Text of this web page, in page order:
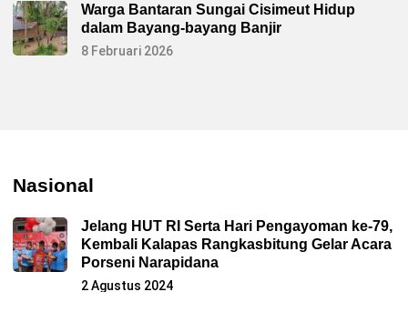
Warga Bantaran Sungai Cisimeut Hidup
dalam Bayang-bayang Banjir
8 Februari 2026
Nasional
Jelang HUT RI Serta Hari Pengayoman ke-79,
Kembali Kalapas Rangkasbitung Gelar Acara
Porseni Narapidana
2 Agustus 2024